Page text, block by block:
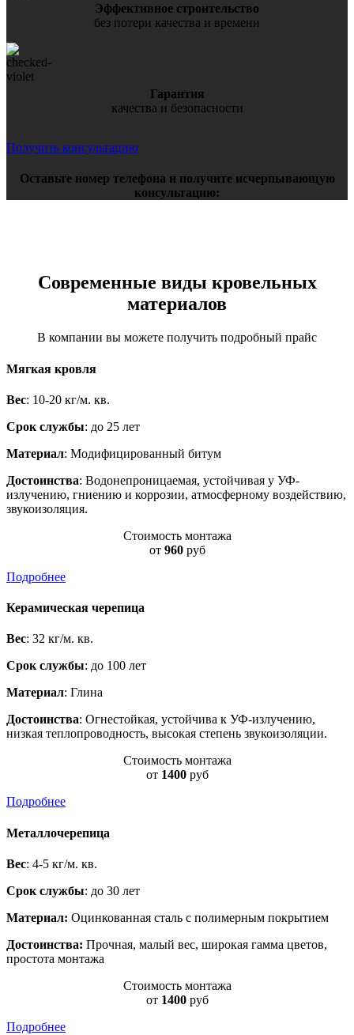
Эффективное строительство
без потери качества и времени
Гарантия
качества и безопасности
Получить консультацию
Оставьте номер телефона и получите исчерпывающую
консультацию:
Современные виды кровельных
материалов
В компании вы можете получить подробный прайс
Мягкая кровля
Вес: 10-20 кг/м. кв.
Срок службы: до 25 лет
Материал: Модифицированный битум
Достоинства: Водонепроницаемая, устойчивая у УФ-
излучению, гниению и коррозии, атмосферному воздействию,
звукоизоляция.
Стоимость монтажа
от 960руб
Подробнее
Керамическая черепица
Вес: 32 кг/м. кв.
Срок службы: до 100 лет
Материал: Глина
Достоинства: Огнестойкая, устойчива к УФ-излучению,
низкая теплопроводность, высокая степень звукоизоляции.
Стоимость монтажа
от 1400руб
Подробнее
Металлочерепица
Вес: 4-5 кг/м. кв.
Срок службы: до 30 лет
Материал: Оцинкованная сталь c полимерным покрытием
Достоинства: Прочная, малый вес, широкая гамма цветов,
простота монтажа
Стоимость монтажа
от 1400руб
Подробнее